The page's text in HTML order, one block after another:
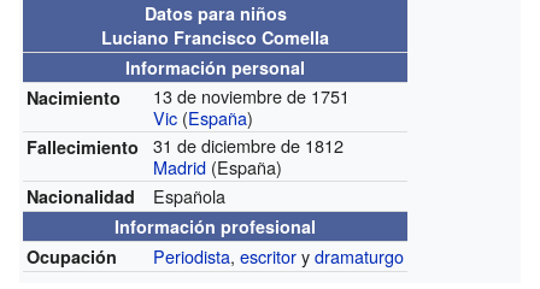
Datos para niños
Luciano Francisco Comella
Información personal
Nacimiento
13 de noviembre de 1751
Vic (España)
Fallecimiento
31 de diciembre de 1812
Madrid (España)
Nacionalidad Española
Información profesional
Ocupación
Periodista,escritorydramaturgo